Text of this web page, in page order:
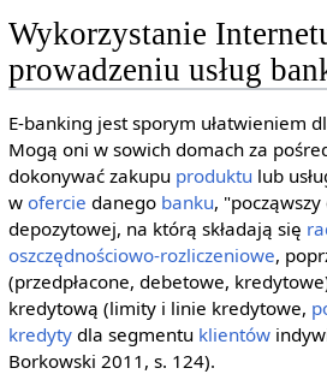
Wykorzystanie
prowadzeniu usług
E-banking jest sporym ułatwieniem
Mogą oni w sowich domach za
dokonywać zakupu produktu lub
w ofercie danego banku,
depozytowej, na którą składają się
oszczędnościowo-rozliczeniowe,
(przedpłacone, debetowe,
kredytową (limity i linie kredytowe,
kredytydla segmentu klientów
Borkowski 2011, s. 124).